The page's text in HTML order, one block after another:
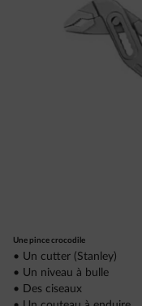
Une pince crocodile
• Un cutter (Stanley)
• Un niveau à bulle
• Des ciseaux